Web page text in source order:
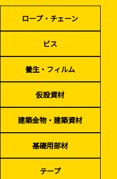
ト・ネット ビス
ワイヤー・番線
品
建築金物・建築資材
資材 テープ
レー等
検索
ウンロード
塗装工事
仮説・バリケード
を設ける
災害、台風対策
（リサイクル）
ロープ・チェーン
ビス
養生・フィルム
仮設資材
建築金物・建築資材
基礎用部材
テープ